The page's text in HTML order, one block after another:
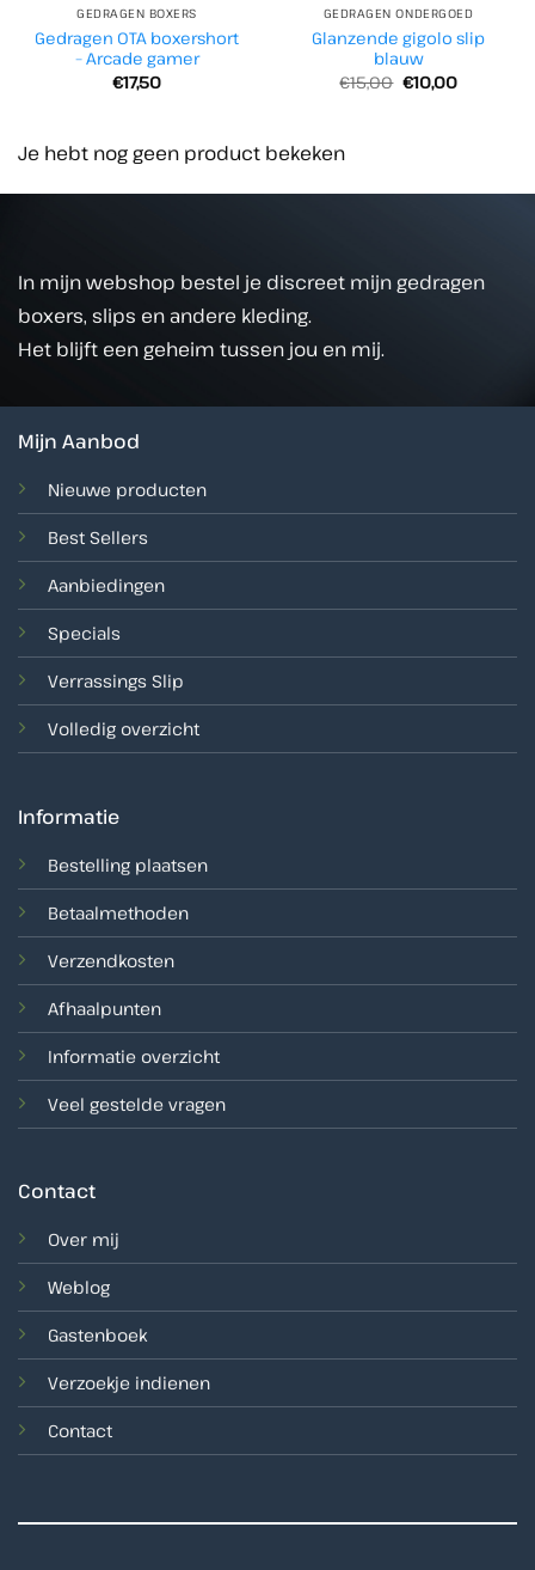
GEDRAGEN BOXERS
Gedragen OTA boxershort
– Arcade gamer
€17,50
GEDRAGEN ONDERGOED
Glanzende gigolo slip
blauw
€15,00 Oorspronkelijke
prijs
€10,00Huidige
Je hebt nog geen product bekeken
In mijn webshop bestel je discreet mijn gedragen
boxers, slips en andere kleding.
Het blijft een geheim tussen jou en mij.
Mijn Aanbod
Nieuwe producten
Best Sellers
Aanbiedingen
Specials
Verrassings Slip
Volledig overzicht
Informatie
Bestelling plaatsen
Betaalmethoden
Verzendkosten
Afhaalpunten
Informatie overzicht
Veel gestelde vragen
Contact
Over mij
Weblog
Gastenboek
Verzoekje indienen
Contact